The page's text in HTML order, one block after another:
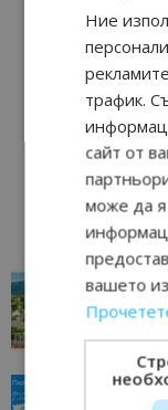
Ние
трафик.
сайт от
може да я
вашето